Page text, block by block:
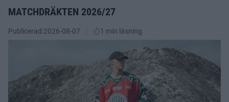
MATCHDRÄKTEN 2026/27
Publicerad:2026-08-07 1 min läsning